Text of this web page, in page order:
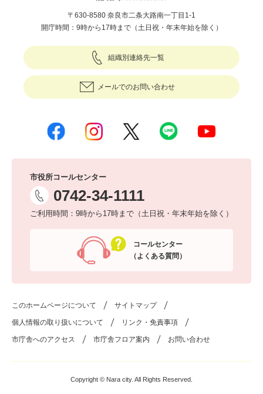
〒630-8580 奈良市二条大路南一丁目1-1
開庁時間：9時から17時まで（土日祝・年末年始を除く）
組織別連絡先一覧
メールでのお問い合わせ
市役所コールセンター
0742-34-1111
ご利用時間：9時から17時まで（土日祝・年末年始を除く）
コールセンター
（よくある質問）
このホームページについて サイトマップ
個人情報の取り扱いについて リンク・免責事項
市庁舎へのアクセス 市庁舎フロア案内 お問い合わせ
Copyright © Nara city. All Rights Reserved.